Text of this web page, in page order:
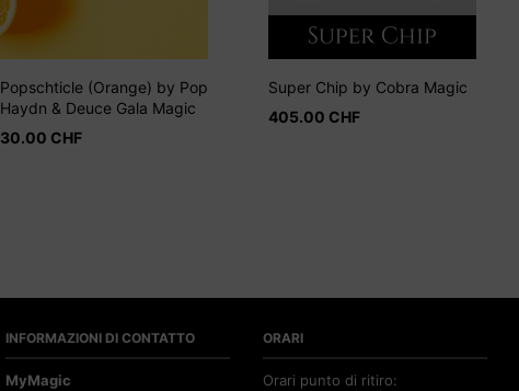
Popschticle (Orange) by Pop
Haydn & Deuce Gala Magic
30.00 CHF
Super Chip by Cobra Magic
405.00 CHF
INFORMAZIONI DI CONTATTO
MyMagic
ORARI
Orari punto di ritiro: